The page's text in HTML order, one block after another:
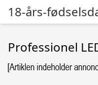
18-års-
Professionel